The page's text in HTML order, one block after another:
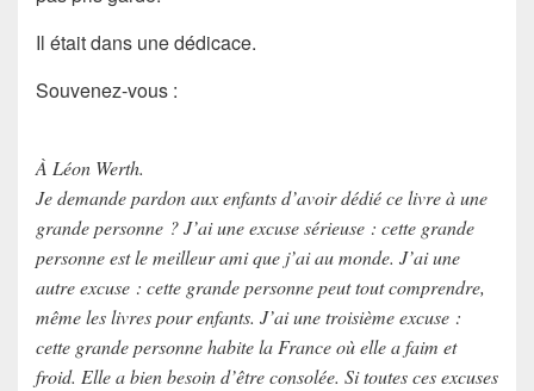
Il était dans une dédicace.
Souvenez-vous :
À Léon Werth.
Je demande pardon aux enfants d’avoir dédié ce livre à une
grande personne ? J’ai une excuse sérieuse : cette grande
personne est le meilleur ami que j’ai au monde. J’ai une
autre excuse : cette grande personne peut tout comprendre,
même les livres pour enfants. J’ai une troisième excuse :
cette grande personne habite la France où elle a faim et
froid. Elle a bien besoin d’être consolée. Si toutes ces excuses